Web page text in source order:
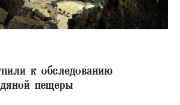
к обследованию
пещеры